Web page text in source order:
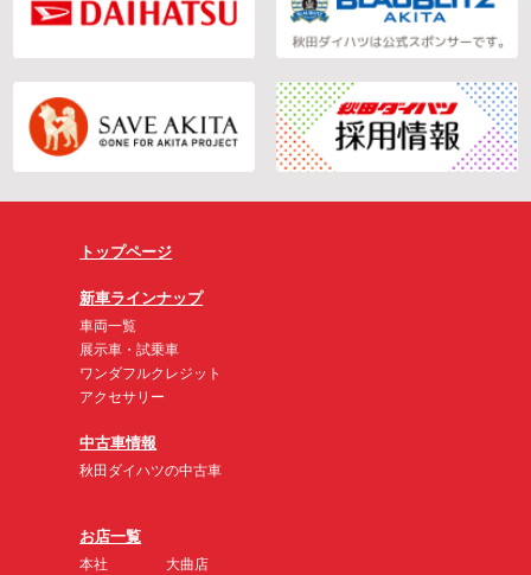
トップページ
新車ラインナップ
車両一覧
展示車・試乗車
ワンダフルクレジット
アクセサリー
中古車情報
秋田ダイハツの中古車
お店一覧
本社
大曲店